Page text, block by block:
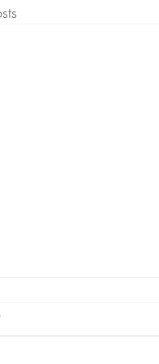
del agua produce algo